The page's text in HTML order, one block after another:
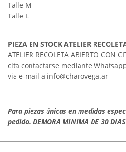
Talle M
Talle L
PIEZA EN STOCK ATELIER
ATELIER RECOLETA ABIERTO CON
cita contactarse mediante
via e-mail a info@charovega.ar
Para piezas únicas en medidas
pedido. DEMORA MINIMA DE 30 DIAS